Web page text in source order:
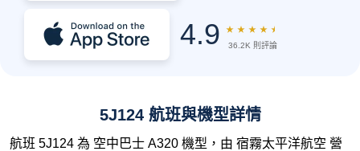
4.9 ★ ★ ★ ★ ★
36.2K 則評論
5J124 航班與機型詳情
航班 5J124 為 空中巴士 A320 機型，由 宿霧太平洋航空 營